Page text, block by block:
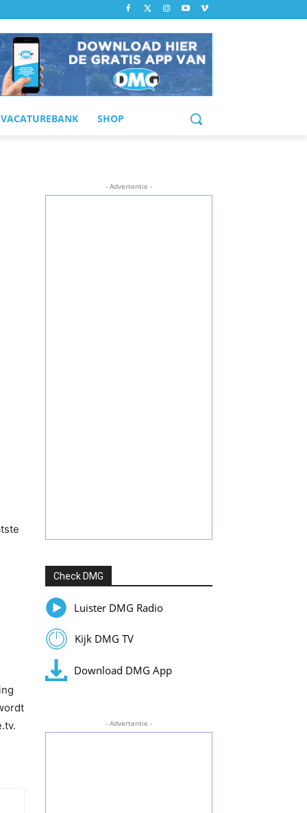
VACATUREBANK SHOP
- Advertentie -
Check DMG
Luister DMG Radio
Kijk DMG TV
Download DMG App
- Advertentie -